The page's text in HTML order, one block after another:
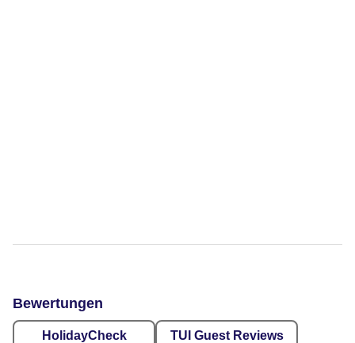
Bewertungen
HolidayCheck TUI Guest Reviews